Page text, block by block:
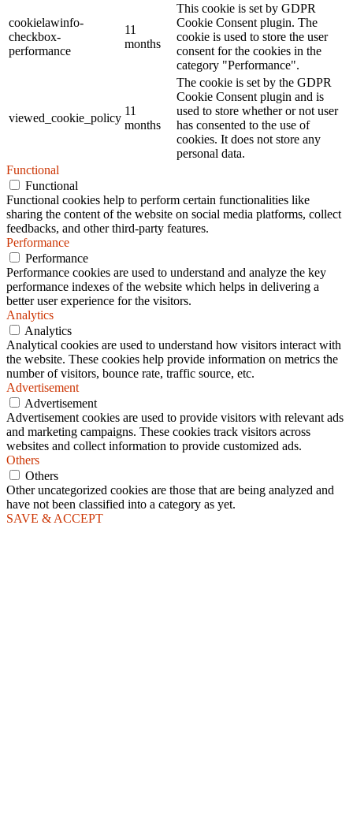
cookielawinfo-
checkbox-
performance
11
months
This cookie is set by GDPR
Cookie Consent plugin. The
cookie is used to store the user
consent for the cookies in the
category "Performance".
viewed_cookie_policy
11
months
The cookie is set by the GDPR
Cookie Consent plugin and is
used to store whether or not user
has consented to the use of
cookies. It does not store any
personal data.
Functional
Functional
Functional cookies help to perform certain functionalities like
sharing the content of the website on social media platforms, collect
feedbacks, and other third-party features.
Performance
Performance
Performance cookies are used to understand and analyze the key
performance indexes of the website which helps in delivering a
better user experience for the visitors.
Analytics
Analytics
Analytical cookies are used to understand how visitors interact with
the website. These cookies help provide information on metrics the
number of visitors, bounce rate, traffic source, etc.
Advertisement
Advertisement
Advertisement cookies are used to provide visitors with relevant ads
and marketing campaigns. These cookies track visitors across
websites and collect information to provide customized ads.
Others
Others
Other uncategorized cookies are those that are being analyzed and
have not been classified into a category as yet.
SAVE & ACCEPT